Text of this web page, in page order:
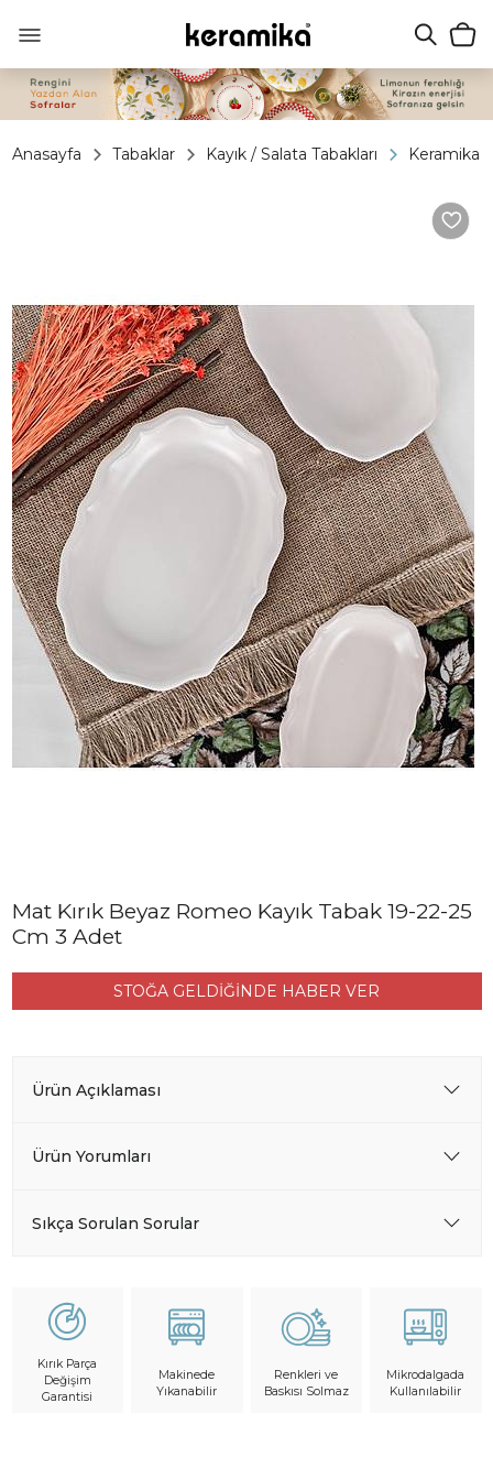
Anasayfa Tabaklar Kayık / Salata Tabakları Keramika
Mat Kırık Beyaz Romeo Kayık Tabak 19-22-25
Cm 3 Adet
STOĞA GELDİĞİNDE HABER VER
Ürün Açıklaması
Ürün Yorumları
Sıkça Sorulan Sorular
Kırık Parça
Değişim
Garantisi
Makinede
Yıkanabilir
Renkleri ve
Baskısı Solmaz
Mikrodalgada
Kullanılabilir